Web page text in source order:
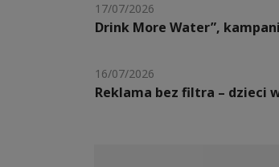
17/07/2026
Drink More Water”,
16/07/2026
Reklama bez filtra – dzieci